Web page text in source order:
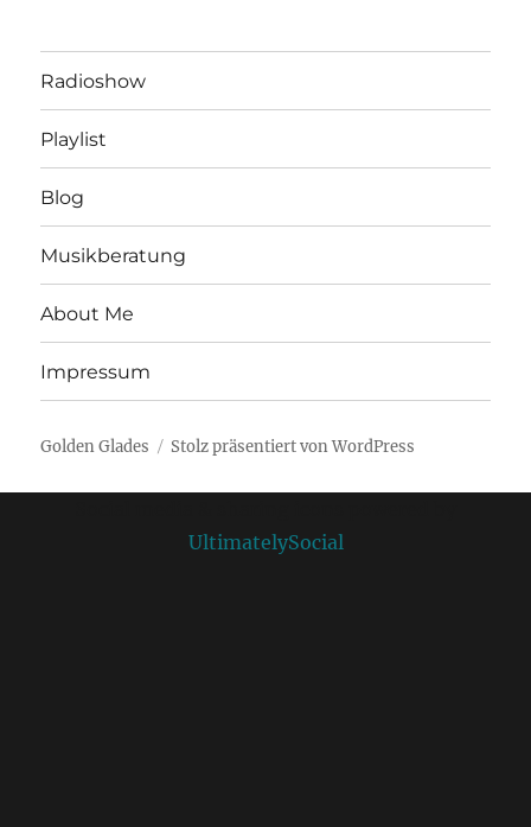
Radioshow
Playlist
Blog
Musikberatung
About Me
Impressum
Golden Glades Stolz präsentiert von WordPress
UltimatelySocial